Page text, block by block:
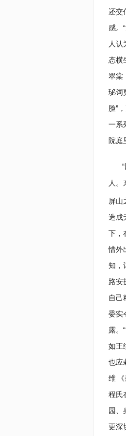
还交
感。
人认
态横
翠棠
珌词
脸”
一系
院庭
人。
屏山
造成
下，
惜外
知，
路安
自己
委实
露。
如王
也应
维
程氏
园、
更深